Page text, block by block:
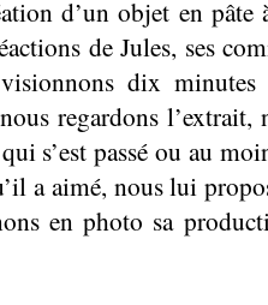
d’un objet en pâte
de Jules, ses
dix
regardons l’extrait,
s’est passé ou au
a aimé, nous lui
en photo sa